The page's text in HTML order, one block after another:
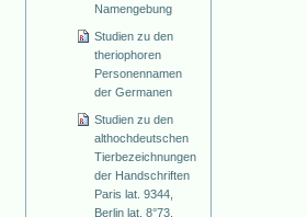
Namengebung
Studien zu den
theriophoren
Personennamen
der Germanen
Studien zu den
althochdeutschen
Tierbezeichnungen
der Handschriften
Paris lat. 9344,
Berlin lat. 8°73,